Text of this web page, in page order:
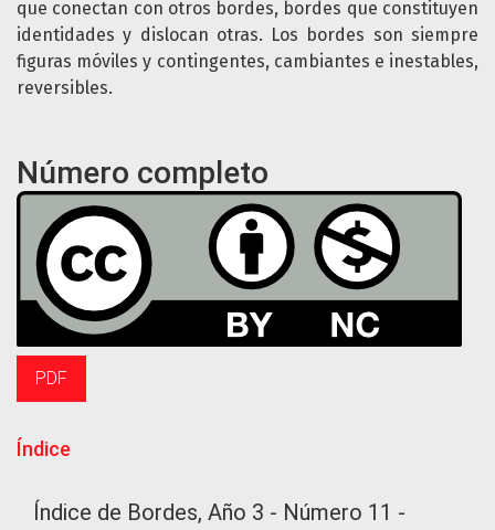
que conectan con otros bordes, bordes que constituyen
identidades y dislocan otras. Los bordes son siempre
figuras móviles y contingentes, cambiantes e inestables,
reversibles.
Número completo
PDF
Índice
Índice de Bordes, Año 3 - Número 11 -